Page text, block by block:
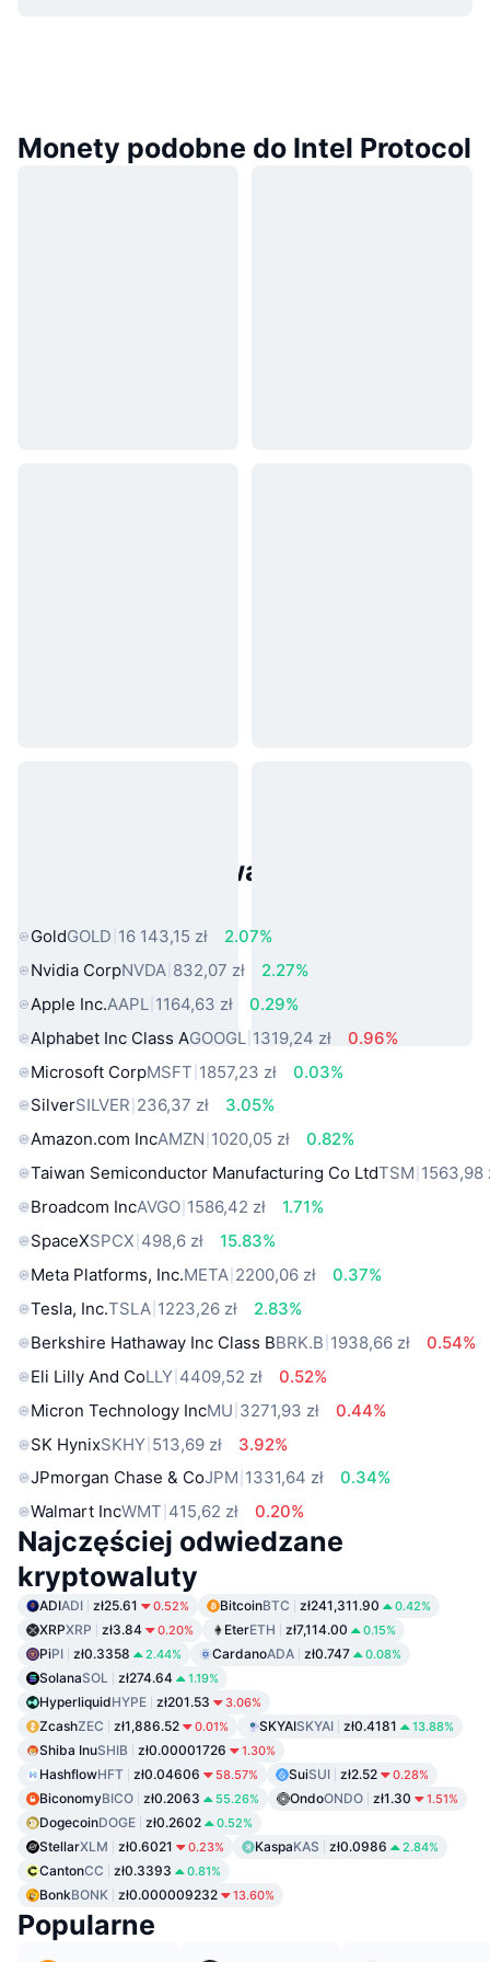
Monety podobne do Intel Protocol
Popularne aktywa ze świata
GoldGOLD 16 143,15 zł
2.07%
Nvidia CorpNVDA 832,07 zł
2.27%
Apple Inc.AAPL 1164,63 zł
0.29%
Alphabet Inc Class AGOOGL 1319,24 zł
0.96%
Microsoft CorpMSFT 1857,23 zł
0.03%
SilverSILVER 236,37 zł
3.05%
Amazon.com IncAMZN 1020,05 zł
0.82%
Taiwan Semiconductor Manufacturing Co LtdTSM 1563,98
Broadcom IncAVGO 1586,42 zł
1.71%
SpaceXSPCX 498,6 zł
15.83%
Meta Platforms, Inc.META 2200,06 zł
0.37%
Tesla, Inc.TSLA 1223,26 zł
2.83%
Berkshire Hathaway Inc Class BBRK.B 1938,66 zł
0.54%
Eli Lilly And CoLLY 4409,52 zł
0.52%
Micron Technology IncMU 3271,93 zł
0.44%
SK HynixSKHY 513,69 zł
3.92%
JPmorgan Chase & CoJPM 1331,64 zł
0.34%
Walmart IncWMT 415,62 zł 0.20%
Najczęściej odwiedzane
kryptowaluty
ADIADI zł25.61 0.52% BitcoinBTC zł241,311.90 0.42%
XRPXRP zł3.84 0.20% EterETH zł7,114.00 0.15%
PiPI zł0.3358 2.44% CardanoADA zł0.747 0.08%
SolanaSOL zł274.64 1.19%
HyperliquidHYPE zł201.53 3.06%
ZcashZEC zł1,886.52 0.01% SKYAISKYAI zł0.4181 13.88%
Shiba InuSHIB zł0.00001726 1.30%
HashflowHFT zł0.04606 58.57% SuiSUI zł2.52 0.28%
BiconomyBICO zł0.2063 55.26% OndoONDO zł1.30 1.51%
DogecoinDOGE zł0.2602 0.52%
StellarXLM zł0.6021 0.23% KaspaKAS zł0.0986 2.84%
CantonCC zł0.3393 0.81%
BonkBONK zł0.000009232 13.60%
Popularne